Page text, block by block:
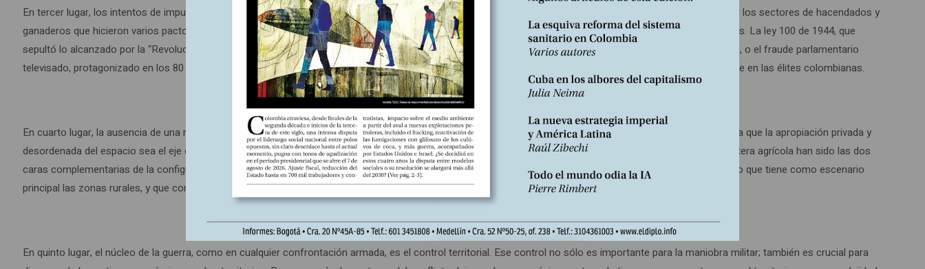
En tercer lugar, los intentos de impulsar una política pública de redistribución de la propiedad agraria por algunos sectores de las élites fueron enfrentados por los sectores de hacendados y
ganaderos que hicieron varios pactos políticos para evitar la aprobación de leyes de reforma agraria, o asegurar su ineficacia en caso de que fueran aprobadas. La ley 100 de 1944, que
sepultó lo alcanzado por la “Revolución en marcha” de López Pumarejo; el “Pacto del Chicoral”, como reacción a las políticas impulsadas por Lleras Restrepo, o el fraude parlamentario
televisado, protagonizado en los 80 por el luego parapolítico ‘Gordo’ García, a los debates del proyecto de ley de tierras, dan cuenta de una tendencia constante en las élites colombianas.
En cuarto lugar, la ausencia de una reforma agraria se ha complementado con la carencia de un ordenamiento territorial democrático, situación que conduce a que la apropiación privada y
desordenada del espacio sea el eje del poblamiento y la territorialidad en Colombia. La expansión terrateniente y la colonización campesina que amplía la frontera agrícola han sido las dos
caras complementarias de la configuración del campo. Esas tendencias en la apropiación del territorio son a la vez causa y catalizador de un conflicto armado que tiene como escenario
principal las zonas rurales, y que contribuye a configurar las aspiraciones, los intereses y los campos de acción de las partes en conflicto.
En quinto lugar, el núcleo de la guerra, como en cualquier confrontación armada, es el control territorial. Ese control no sólo es importante para la maniobra militar; también es crucial para